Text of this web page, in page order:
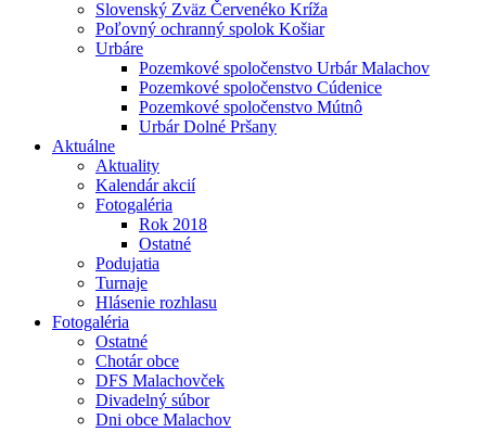
Slovenský Zväz Červenéko Kríža
Poľovný ochranný spolok Košiar
Urbáre
Pozemkové spoločenstvo Urbár Malachov
Pozemkové spoločenstvo Cúdenice
Pozemkové spoločenstvo Mútnô
Urbár Dolné Pršany
Aktuálne
Aktuality
Kalendár akcií
Fotogaléria
Rok 2018
Ostatné
Podujatia
Turnaje
Hlásenie rozhlasu
Fotogaléria
Ostatné
Chotár obce
DFS Malachovček
Divadelný súbor
Dni obce Malachov